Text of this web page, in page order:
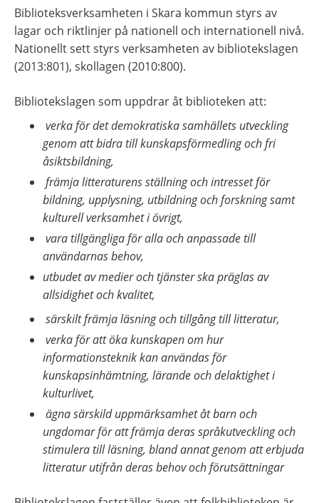
Biblioteksverksamheten i Skara kommun styrs av
lagar och riktlinjer på nationell och internationell nivå.
Nationellt sett styrs verksamheten av bibliotekslagen
(2013:801), skollagen (2010:800).
Bibliotekslagen som uppdrar åt biblioteken att:
genom att bidra till kunskapsförmedling och fri
åsiktsbildning,
bildning, upplysning, utbildning och forskning samt
kulturell verksamhet i övrigt,
användarnas behov,
utbudet av medier och tjänster ska präglas av
allsidighet och kvalitet,
särskilt främja läsning och tillgång till litteratur,
informationsteknik kan användas för
kunskapsinhämtning, lärande och delaktighet i
kulturlivet,
ungdomar för att främja deras språkutveckling och
stimulera till läsning, bland annat genom att erbjuda
litteratur utifrån deras behov och förutsättningar